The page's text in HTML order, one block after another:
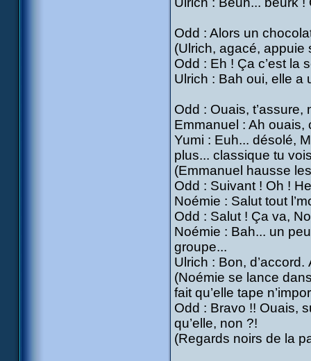
Odd : Alors un
(Ulrich, agacé, appuie
Odd : Eh ! Ça c’est la
Ulrich : Bah oui, elle a
Odd : Ouais, t’assure,
Emmanuel : Ah ouais,
Yumi : Euh... désolé,
plus... classique tu
(Emmanuel hausse
Odd : Suivant ! Oh !
Noémie : Salut tout
Odd : Salut ! Ça va,
Noémie : Bah... un
groupe...
Ulrich : Bon, d’accord.
(Noémie se lance
fait qu’elle tape
Odd : Bravo !! Ouais,
qu’elle, non ?!
(Regards noirs de la